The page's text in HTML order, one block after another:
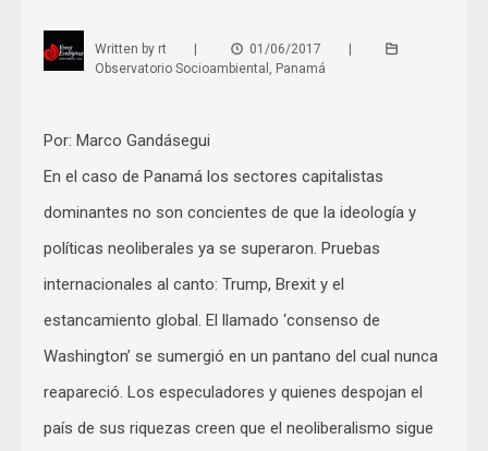
Written by rt 01/06/2017
Observatorio Socioambiental , Panamá
Por: Marco Gandásegui
En el caso de Panamá los sectores capitalistas
dominantes no son concientes de que la ideología y
políticas neoliberales ya se superaron. Pruebas
internacionales al canto: Trump, Brexit y el
estancamiento global. El llamado ‘consenso de
Washington’ se sumergió en un pantano del cual nunca
reapareció. Los especuladores y quienes despojan el
país de sus riquezas creen que el neoliberalismo sigue